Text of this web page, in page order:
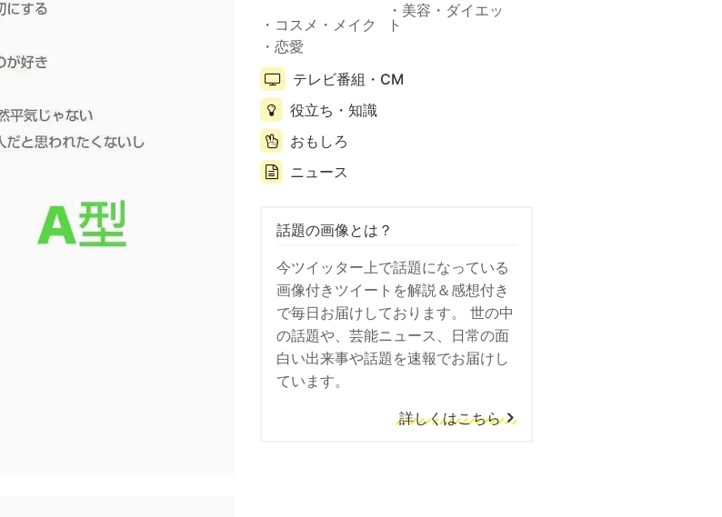
コスメ・メイク
美容・ダイエッ
ト
恋愛
テレビ番組・CM
役立ち・知識
おもしろ
ニュース
話題の画像とは？
今ツイッター上で話題になっている
画像付きツイートを解説＆感想付き
で毎日お届けしております。 世の中
の話題や、芸能ニュース、日常の面
白い出来事や話題を速報でお届けし
ています。
詳しくはこちら